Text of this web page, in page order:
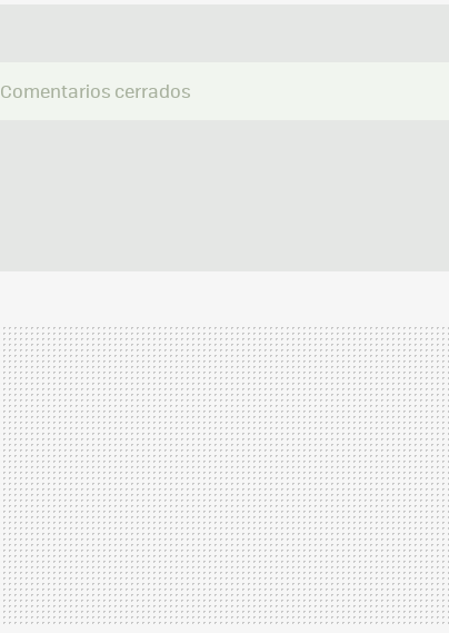
Comentarios cerrados